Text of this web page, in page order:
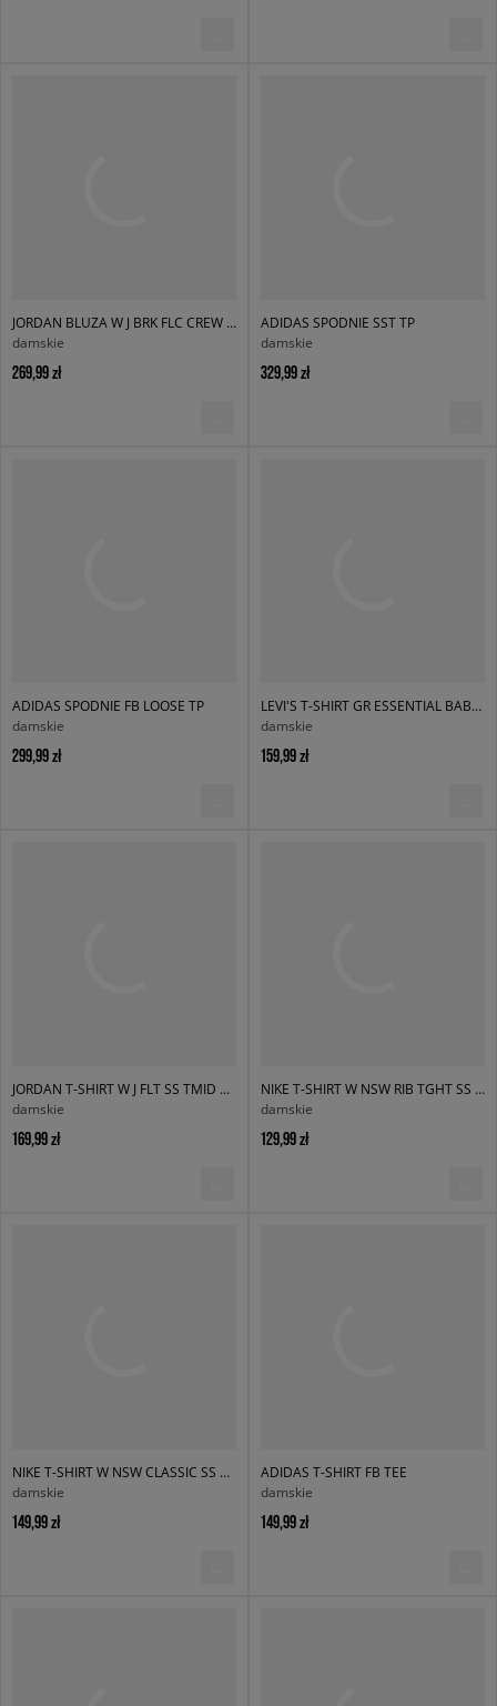
JORDAN BLUZA W J BRK FLC CREW BB
damskie
269,99 zł
ADIDAS SPODNIE SST TP
damskie
329,99 zł
ADIDAS SPODNIE FB LOOSE TP
damskie
299,99 zł
LEVI'S T-SHIRT GR ESSENTIAL BABY TEE
damskie
159,99 zł
JORDAN T-SHIRT W J FLT SS TMID WINGS
damskie
169,99 zł
NIKE T-SHIRT W NSW RIB TGHT SS TEE
damskie
129,99 zł
NIKE T-SHIRT W NSW CLASSIC SS TEE
damskie
149,99 zł
ADIDAS T-SHIRT FB TEE
damskie
149,99 zł